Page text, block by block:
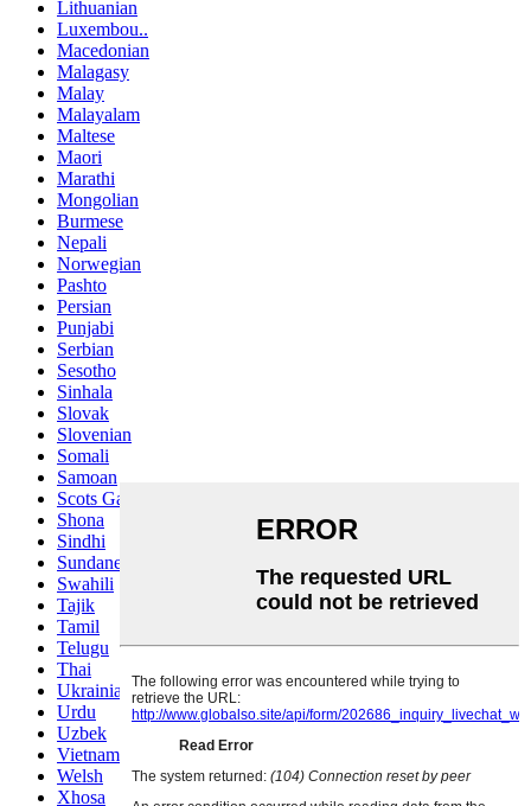
Lithuanian
Luxembou..
Macedonian
Malagasy
Malay
Malayalam
Maltese
Maori
Marathi
Mongolian
Burmese
Nepali
Norwegian
Pashto
Persian
Punjabi
Serbian
Sesotho
Sinhala
Slovak
Slovenian
Somali
Samoan
Scots Gaelic
Shona
Sindhi
Sundanese
Swahili
Tajik
Tamil
Telugu
Thai
Ukrainian
Urdu
Uzbek
Vietnamese
Welsh
Xhosa